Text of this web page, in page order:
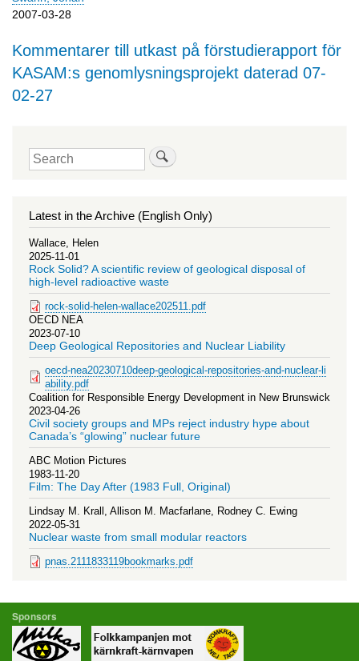
2007-03-28
Kommentarer till utkast på förstudierapport för
KASAM:s genomlysningsprojekt daterad 07-
02-27
Search
Latest in the Archive (English Only)
Wallace, Helen
2025-11-01
Rock Solid? A scientific review of geological disposal of
high-level radioactive waste
rock-solid-helen-wallace202511.pdf
OECD NEA
2023-07-10
Deep Geological Repositories and Nuclear Liability
oecd-nea20230710deep-geological-repositories-and-nuclear-li
ability.pdf
Coalition for Responsible Energy Development in New Brunswick
2023-04-26
Civil society groups and MPs reject industry hype about
Canada’s “glowing” nuclear future
ABC Motion Pictures
1983-11-20
Film: The Day After (1983 Full, Original)
Lindsay M. Krall, Allison M. Macfarlane, Rodney C. Ewing
2022-05-31
Nuclear waste from small modular reactors
pnas.2111833119bookmarks.pdf
Sponsors